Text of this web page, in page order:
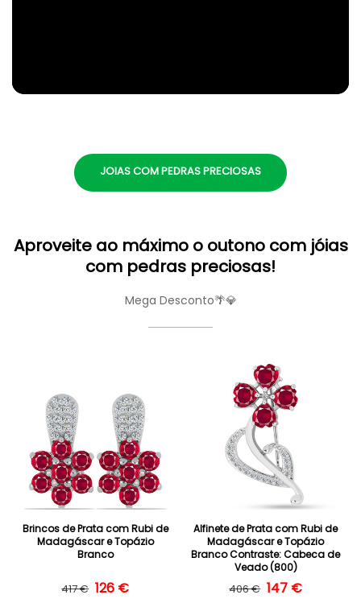
JOIAS COM PEDRAS PRECIOSAS
Aproveite ao máximo o outono com jóias
com pedras preciosas!
Mega Desconto🌴💎
Brincos de Prata com Rubi de
Madagáscar e Topázio
Branco
Preço normal
417 € Preço de saldo
126 €
Alfinete de Prata com Rubi de
Madagáscar e Topázio
Branco Contraste: Cabeca de
Veado (800)
Preço normal
406 € Preço de saldo
147 €